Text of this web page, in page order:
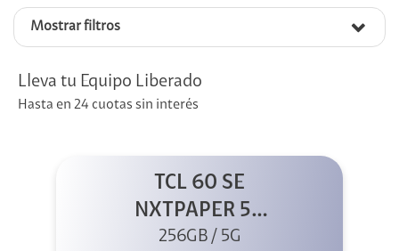
Mostrar filtros
Lleva tu Equipo Liberado
Hasta en 24 cuotas sin interés
TCL 60 SE
NXTPAPER 5G
256GB Gris
256GB / 5G